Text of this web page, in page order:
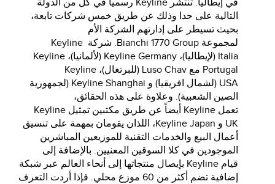
في إيطاليا. تنتشر Keyline رسمياً في كل من الدولة
التالية على حدا وذلك عن طريق خمس شركات تابعة،
بحيث تسيطر على إدارتهم الشركة الأم
لمجموعة Bianchi 1770 Group. شركة Keyline
Italia (لإيطاليا)، Keyline Germany (لألمانيا)، Keyline
Portugal مع Luso Chav (للبرتغال)، Keyline
USA (لشمال افريقيا) و Keyline Shanghai (لجمهورية
الصين الشعبية). وعلاوة على هذه الحقائق،
تعمل Keyline أيضاً عن طريق مكتبين تمثيل Keyline
UK و Keyline Japan، اللذان يقومان بمهمة على تنسيق
أعمال البيع والخدمات التقنية للموزيعين المباشرين
الموجودين في كلا السوقين المعنيين. بالإضافة إلى
قيام Keyline بإيصال منتجاتها إلى أنحاء العالم عبر شبكة
إضافية تضم أكثر من 60 موزع محلي. فإذا أردت التعرف